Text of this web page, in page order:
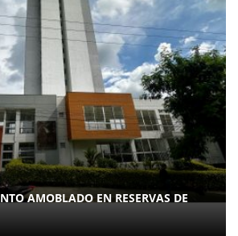
AMOBLADO EN RESERVAS DE